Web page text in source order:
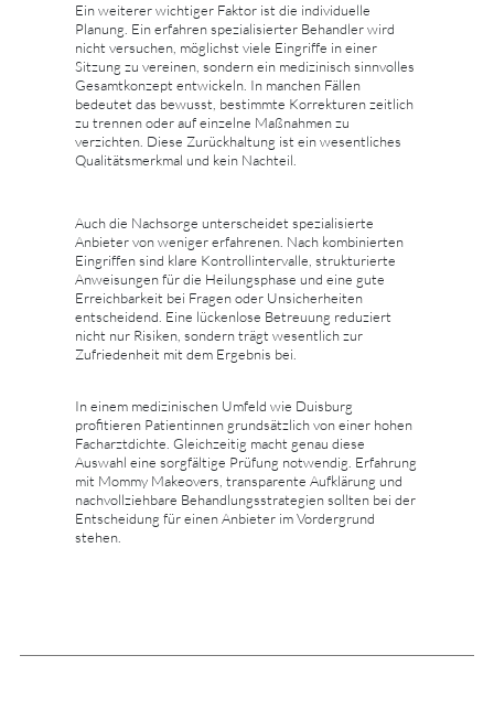
Ein weiterer wichtiger Faktor ist die individuelle
Planung. Ein erfahren spezialisierter Behandler wird
nicht versuchen, möglichst viele Eingriffe in einer
Sitzung zu vereinen, sondern ein medizinisch sinnvolles
Gesamtkonzept entwickeln. In manchen Fällen
bedeutet das bewusst, bestimmte Korrekturen zeitlich
zu trennen oder auf einzelne Maßnahmen zu
verzichten. Diese Zurückhaltung ist ein wesentliches
Qualitätsmerkmal und kein Nachteil.
Auch die Nachsorge unterscheidet spezialisierte
Anbieter von weniger erfahrenen. Nach kombinierten
Eingriffen sind klare Kontrollintervalle, strukturierte
Anweisungen für die Heilungsphase und eine gute
Erreichbarkeit bei Fragen oder Unsicherheiten
entscheidend. Eine lückenlose Betreuung reduziert
nicht nur Risiken, sondern trägt wesentlich zur
Zufriedenheit mit dem Ergebnis bei.
In einem medizinischen Umfeld wie Duisburg
profitieren Patientinnen grundsätzlich von einer hohen
Facharztdichte. Gleichzeitig macht genau diese
Auswahl eine sorgfältige Prüfung notwendig. Erfahrung
mit Mommy Makeovers, transparente Aufklärung und
nachvollziehbare Behandlungsstrategien sollten bei der
Entscheidung für einen Anbieter im Vordergrund
stehen.